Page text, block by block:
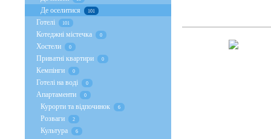
Де оселитися 101
Готелі 101
Котеджні містечка 0
Хостели 0
Приватні квартири 0
Кемпінги 0
Готелі на воді 0
Апартаменти 0
Курорти та відпочинок 6
Розваги 2
Культура 6